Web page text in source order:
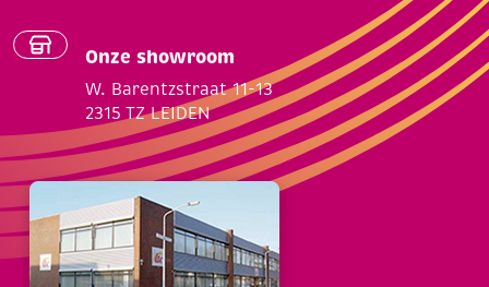
Onze showroom
W. Barentzstraat 11-13
2315 TZ LEIDEN